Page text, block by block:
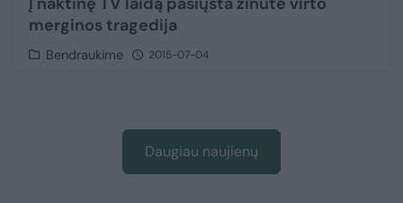
merginos tragedija
Bendraukime 2015-07-04
Daugiau naujienų